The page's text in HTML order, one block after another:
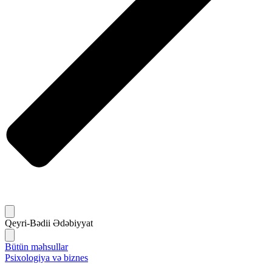
Qeyri-Bədii Ədəbiyyat
Bütün məhsullar
Psixologiya və biznes